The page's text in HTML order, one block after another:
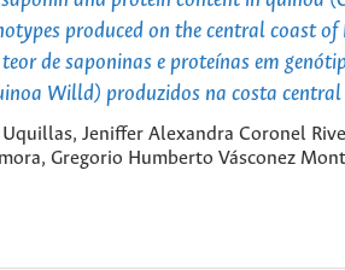
produced on the central coast of
de saponinas e proteínas em
Willd) produzidos na costa
Jeniffer Alexandra Coronel
Gregorio Humberto Vásconez